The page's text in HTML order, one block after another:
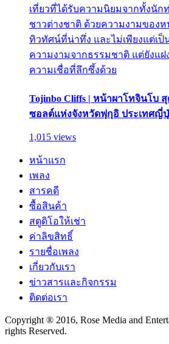
เที่ยวที่ได้รับความนิยมจากทั้งนัก
ชาวต่างชาติ ด้วยความงามของ
ทิวทัศน์ที่น่าทึ่ง และไม่เพียงแต่เป็
ความงามจากธรรมชาติ แต่ยังแฝ
ความเชื่อที่ลึกซึ้งด้วย
Tojinbo Cliffs | หน้าผาโทจินโบ
ซอลต์แห่งจังหวัดฟุกุอิ ประเทศญี่
1,015 views
หน้าแรก
เพลง
สารคดี
ซื้อสินค้า
สตูดิโอให้เช่า
ค่าลิขสิทธิ์
รายชื่อเพลง
เกี่ยวกับเรา
ข่าวสารและกิจกรรม
ติดต่อเรา
Copyright ® 2016, Rose Media and
rights Reserved.